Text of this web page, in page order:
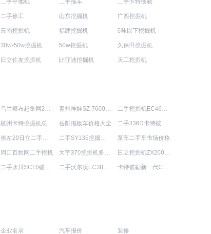
二手平地机 二手拖车 二手卡特彼勒
二手徐工 山东挖掘机 广西挖掘机
云南挖掘机 福建挖掘机 6吨以下挖掘机
30w-50w挖掘机 50w挖掘机 久保田挖掘机
日立住友挖掘机 比亚迪挖掘机 天工挖掘机
乌兰察布赶集网2手挖掘机 青州神娃SZ-7600甘蔗 二手挖掘机EC460销售电话
杭州卡特挖掘机总代理 岳阳拖板车价格大全 二手336D卡特彼勒钩机价格表
崇左20日立二手挖掘机 二手SY135挖掘机多少钱转让 泵车二手车市场价格
周口百姓网二手挖机 大宇370挖掘机多少吨 日立挖掘机ZX200-3国产能卖多少钱
二手水川SC10破碎锤 二手沃尔沃EC380售价 卡特彼勒新一代CAT®374液压
企业名录 汽车报价 装修